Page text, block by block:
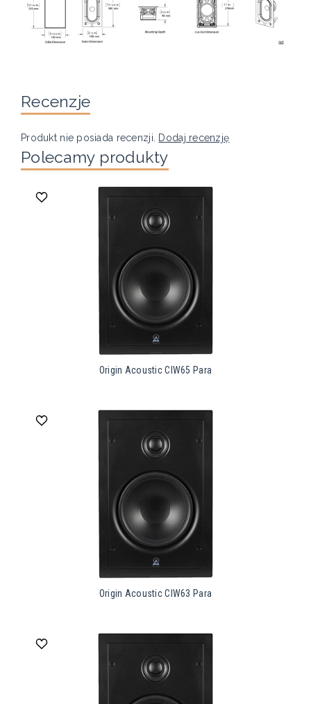
Recenzje
Produkt nie posiada recenzji. Dodaj recenzję
Polecamy produkty
Origin Acoustic CIW65 Para
Origin Acoustic CIW63 Para